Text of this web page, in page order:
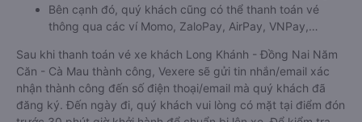
Bên cạnh đó, quý khách cũng có thể thanh toán vé
thông qua các ví Momo, ZaloPay, AirPay, VNPay,…
Sau khi thanh toán vé xe khách Long Khánh - Đồng Nai Năm
Căn - Cà Mau thành công, Vexere sẽ gửi tin nhắn/email xác
nhận thành công đến số điện thoại/email mà quý khách đã
đăng ký. Đến ngày đi, quý khách vui lòng có mặt tại điểm đón